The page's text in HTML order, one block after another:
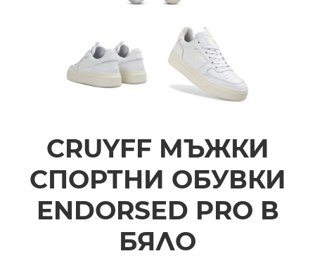
CRUYFF МЪЖКИ
СПОРТНИ ОБУВКИ
ENDORSED PRO В
БЯЛО